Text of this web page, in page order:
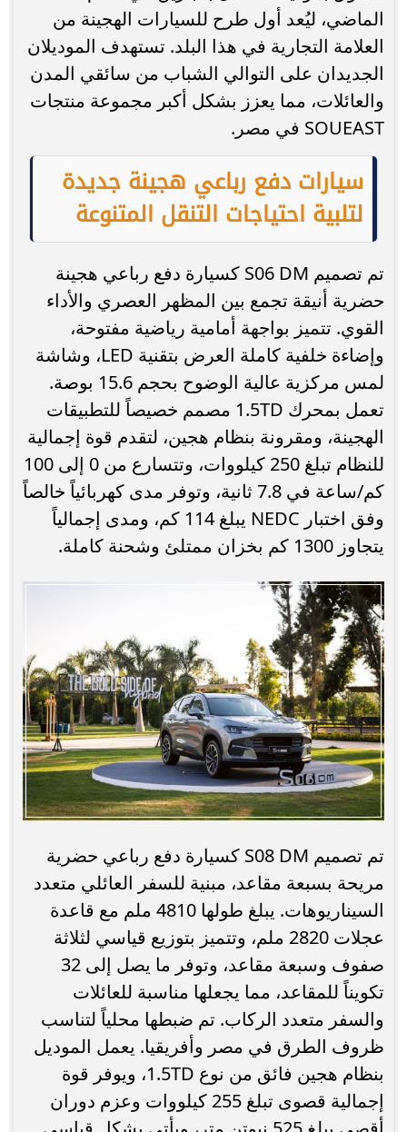
الماضي، ليُعد أول طرح للسيارات الهجينة من
العلامة التجارية في هذا البلد. تستهدف الموديلان
الجديدان على التوالي الشباب من سائقي المدن
والعائلات، مما يعزز بشكل أكبر مجموعة منتجات
SOUEAST في مصر.
سيارات دفع رباعي هجينة جديدة
لتلبية احتياجات التنقل المتنوعة
تم تصميم S06 DM كسيارة دفع رباعي هجينة
حضرية أنيقة تجمع بين المظهر العصري والأداء
القوي. تتميز بواجهة أمامية رياضية مفتوحة،
وإضاءة خلفية كاملة العرض بتقنية LED، وشاشة
لمس مركزية عالية الوضوح بحجم 15.6 بوصة.
تعمل بمحرك 1.5TD مصمم خصيصاً للتطبيقات
الهجينة، ومقرونة بنظام هجين، لتقدم قوة إجمالية
للنظام تبلغ 250 كيلووات، وتتسارع من 0 إلى 100
كم/ساعة في 7.8 ثانية، وتوفر مدى كهربائياً خالصاً
وفق اختبار NEDC يبلغ 114 كم، ومدى إجمالياً
يتجاوز 1300 كم بخزان ممتلئ وشحنة كاملة.
تم تصميم S08 DM كسيارة دفع رباعي حضرية
مريحة بسبعة مقاعد، مبنية للسفر العائلي متعدد
السيناريوهات. يبلغ طولها 4810 ملم مع قاعدة
عجلات 2820 ملم، وتتميز بتوزيع قياسي لثلاثة
صفوف وسبعة مقاعد، وتوفر ما يصل إلى 32
تكويناً للمقاعد، مما يجعلها مناسبة للعائلات
والسفر متعدد الركاب. تم ضبطها محلياً لتناسب
ظروف الطرق في مصر وأفريقيا. يعمل الموديل
بنظام هجين فائق من نوع 1.5TD، ويوفر قوة
إجمالية قصوى تبلغ 255 كيلووات وعزم دوران